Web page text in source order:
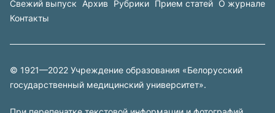
Свежий выпуск Архив Рубрики Прием статей О журнале
Контакты
© 1921—2022 Учреждение образования «Белорусский
государственный медицинский университет».